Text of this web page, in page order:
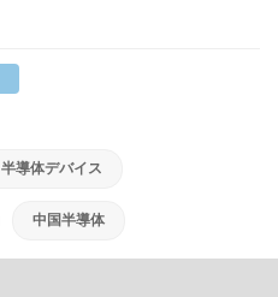
半導体デバイス
中国半導体